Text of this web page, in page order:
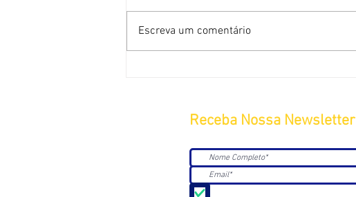
Escreva um comentário
Receba Nossa Newsletter